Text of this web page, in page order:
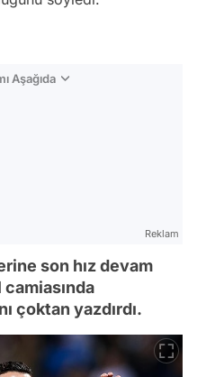
Aşağıda
Reklam
son hız devam
çoktan yazdırdı.